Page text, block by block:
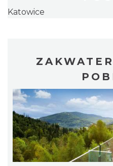
Katowice